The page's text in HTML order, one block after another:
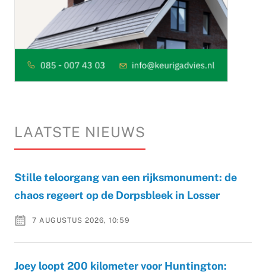
LAATSTE NIEUWS
Stille teloorgang van een rijksmonument: de
chaos regeert op de Dorpsbleek in Losser
7 AUGUSTUS 2026, 10:59
Joey loopt 200 kilometer voor Huntington: